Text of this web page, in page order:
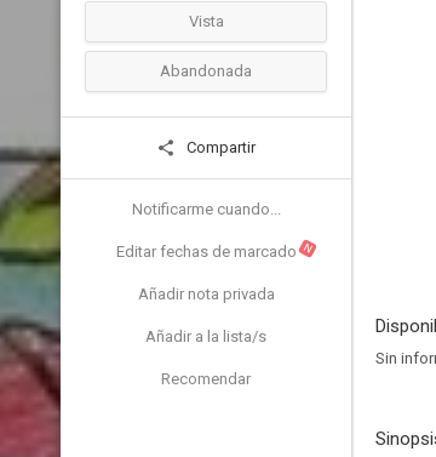
Vista
Abandonada
Compartir
Notificarme cuando...
Editar fechas de marcado N
Añadir nota privada
Añadir a la lista/s
Recomendar
Sin